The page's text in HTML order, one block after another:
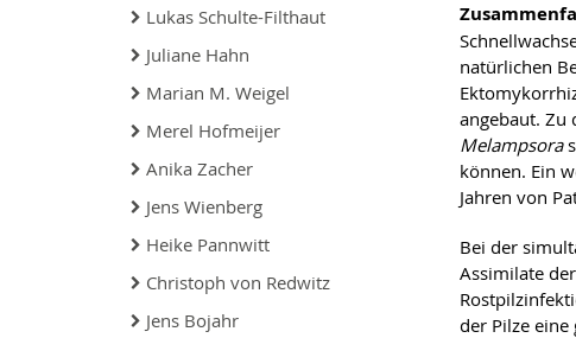
Lukas Schulte-Filthaut
Juliane Hahn
Marian M. Weigel
Merel Hofmeijer
Anika Zacher
Jens Wienberg
Heike Pannwitt
Christoph von Redwitz
Jens Bojahr
natürlichen
angebaut. Zu
Melampsora
können. Ein
Jahren von
Bei der
Assimilate
der Pilze